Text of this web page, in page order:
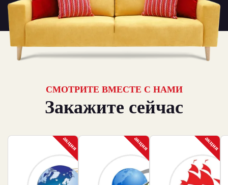
СМОТРИТЕ ВМЕСТЕ С НАМИ
Закажите сейчас
акция акция акция